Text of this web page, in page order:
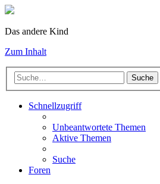
Das andere Kind
Zum Inhalt
Suche
Schnellzugriff
Unbeantwortete Themen
Aktive Themen
Suche
Foren